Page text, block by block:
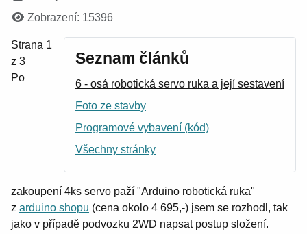
Zobrazení: 15396
Seznam článků
6 - osá robotická servo ruka a její sestavení
Foto ze stavby
Programové vybavení (kód)
Všechny stránky
Strana 1
z 3
Po
zakoupení 4ks servo paží "Arduino robotická ruka"
z arduino shopu (cena okolo 4 695,-) jsem se rozhodl, tak
jako v případě podvozku 2WD napsat postup složení.